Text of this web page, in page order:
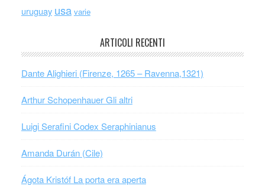
uruguay usa varie
ARTICOLI RECENTI
Dante Alighieri (Firenze, 1265 – Ravenna,1321)
Arthur Schopenhauer Gli altri
Luigi Serafini Codex Seraphinianus
Amanda Durán (Cile)
Ágota Kristóf La porta era aperta